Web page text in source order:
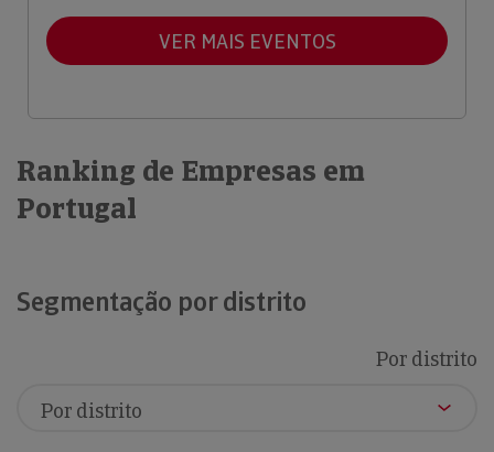
VER MAIS EVENTOS
Ranking de Empresas em
Portugal
Segmentação por distrito
Por distrito